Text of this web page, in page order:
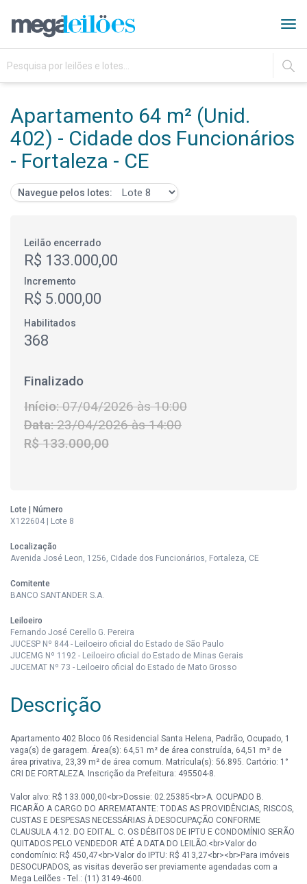
IR
Apartamento 64 m² (Unid.
402) - Cidade dos Funcionários
- Fortaleza - CE
Navegue pelos lotes:
Leilão encerrado
R$ 133.000,00
Incremento
R$ 5.000,00
Habilitados
368
Finalizado
Início:07/04/2026 às 10:00
Data:23/04/2026 às 14:00
R$ 133.000,00
Lote | Número
X122604 | Lote 8
Localização
Avenida José Leon, 1256, Cidade dos Funcionários, Fortaleza, CE
Comitente
BANCO SANTANDER S.A.
Leiloeiro
Fernando José Cerello G. Pereira
JUCESP Nº 844 - Leiloeiro oficial do Estado de São Paulo
JUCEMG Nº 1192 - Leiloeiro oficial do Estado de Minas Gerais
JUCEMAT Nº 73 - Leiloeiro oficial do Estado de Mato Grosso
Descrição
Apartamento 402 Bloco 06 Residencial Santa Helena, Padrão, Ocupado, 1
vaga(s) de garagem. Área(s): 64,51 m² de área construída, 64,51 m² de
área privativa, 23,39 m² de área comum. Matrícula(s): 56.895. Cartório: 1°
CRI DE FORTALEZA. Inscrição da Prefeitura: 495504-8.
Valor alvo: R$ 133.000,00<br>Dossie: 02.25385<br>A. OCUPADO B.
FICARÃO A CARGO DO ARREMATANTE: TODAS AS PROVIDÊNCIAS, RISCOS,
CUSTAS E DESPESAS NECESSÁRIAS À DESOCUPAÇÃO CONFORME
CLAUSULA 4.12. DO EDITAL. C. OS DÉBITOS DE IPTU E CONDOMÍNIO SERÃO
QUITADOS PELO VENDEDOR ATÉ A DATA DO LEILÃO.<br>Valor do
condomínio: R$ 450,47<br>Valor do IPTU: R$ 413,27<br><br>Para imóveis
DESOCUPADOS, as visitas deverão ser previamente agendadas com a
Mega Leilões - Tel.: (11) 3149-4600.